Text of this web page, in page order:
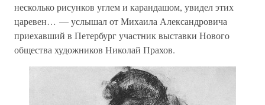
несколько рисунков углем и карандашом, увидел этих
царевен… — услышал от Михаила Александровича
приехавший в Петербург участник выставки Нового
общества художников Николай Прахов.